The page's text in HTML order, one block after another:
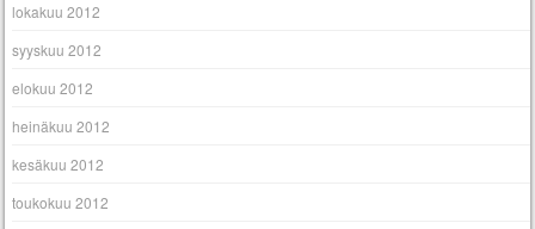
lokakuu 2012
syyskuu 2012
elokuu 2012
heinäkuu 2012
kesäkuu 2012
toukokuu 2012